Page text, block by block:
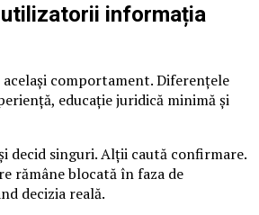
informația
comportament. Diferențele
educație juridică minimă și
decid singuri. Alții caută confirmare.
rămâne blocată în faza de
decizia reală.